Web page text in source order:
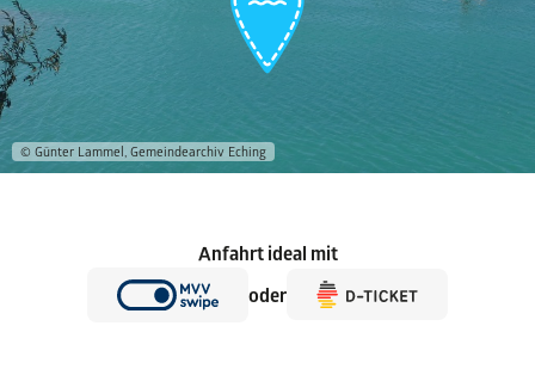
© Günter Lammel, Gemeindearchiv Eching
Anfahrt ideal mit
oder